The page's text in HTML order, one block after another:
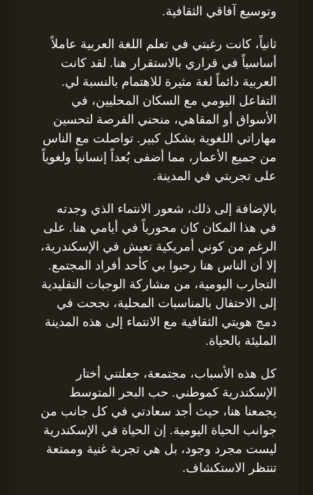
وتوسيع آفاقي الثقافية.
ثانياً، كانت رغبتي في تعلم اللغة العربية عاملاً
أساسياً في قراري بالاستقرار هنا. لقد كانت
العربية دائماً لغة مثيرة للاهتمام بالنسبة لي.
التفاعل اليومي مع السكان المحليين، في
الأسواق أو المقاهي، منحني الفرصة لتحسين
مهاراتي اللغوية بشكل كبير. تواصلت مع الناس
من جميع الأعمار، مما أضفى بُعداً إنسانياً ولغوياً
على تجربتي في المدينة.
بالإضافة إلى ذلك، شعور الانتماء الذي وجدته
في هذا المكان كان محورياً في أيامي هنا. على
الرغم من كوني أمريكية تعيش في الإسكندرية،
إلا أن الناس هنا رحبوا بي كأحد أفراد المجتمع.
التجارب اليومية، من مشاركة الوجبات التقليدية
إلى الاحتفال بالمناسبات المحلية، نجحت في
دمج هويتي الثقافية مع الانتماء إلى هذه المدينة
المليئة بالحياة.
كل هذه الأسباب، مجتمعة، جعلتني أختار
الإسكندرية كموطني. حب البحر المتوسط
يجمعنا هنا، حيث أجد سعادتي في كل جانب من
جوانب الحياة اليومية. إن الحياة في الإسكندرية
ليست مجرد وجود، بل هي تجربة غنية وممتعة
تنتظر الاستكشاف.